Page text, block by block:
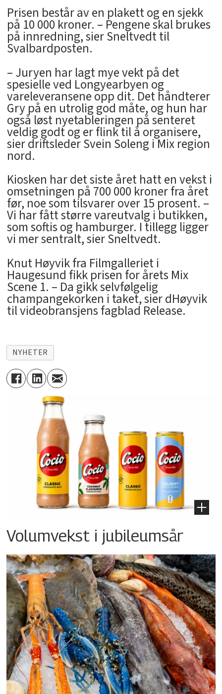
Prisen består av en plakett og en sjekk
på 10 000 kroner. – Pengene skal brukes
på innredning, sier Sneltvedt til
Svalbardposten.
– Juryen har lagt mye vekt på det
spesielle ved Longyearbyen og
vareleveransene opp dit. Det håndterer
Gry på en utrolig god måte, og hun har
også løst nyetableringen på senteret
veldig godt og er flink til å organisere,
sier driftsleder Svein Soleng i Mix region
nord.
Kiosken har det siste året hatt en vekst i
omsetningen på 700 000 kroner fra året
før, noe som tilsvarer over 15 prosent. –
Vi har fått større vareutvalg i butikken,
som softis og hamburger. I tillegg ligger
vi mer sentralt, sier Sneltvedt.
Knut Høyvik fra Filmgalleriet i
Haugesund fikk prisen for årets Mix
Scene 1. – Da gikk selvfølgelig
champangekorken i taket, sier dHøyvik
til videobransjens fagblad Release.
NYHETER
Volumvekst i jubileumsår